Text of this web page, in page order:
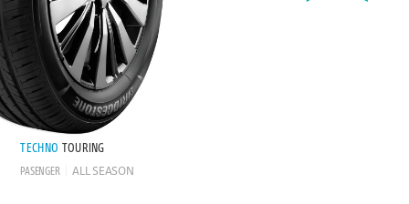
TECHNO TOURING
PASENGER ALL SEASON